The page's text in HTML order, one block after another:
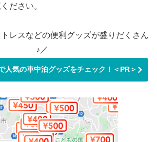
ださい。
レスなどの便利グッズが盛りだくさん
♪／
人気の車中泊グッズをチェック！＜PR＞